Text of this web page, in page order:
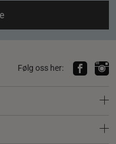
Følg oss her: